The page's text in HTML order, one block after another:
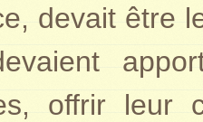
devait être
offrir leur